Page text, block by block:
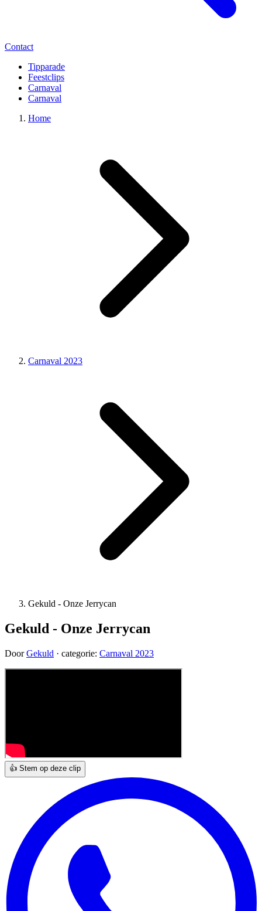
Contact
Tipparade
Feestclips
Carnaval
Carnaval
Home
Carnaval 2023
Gekuld - Onze Jerrycan
Gekuld - Onze Jerrycan
DoorGekuld · categorie: Carnaval 2023
👍 Stem op deze clip